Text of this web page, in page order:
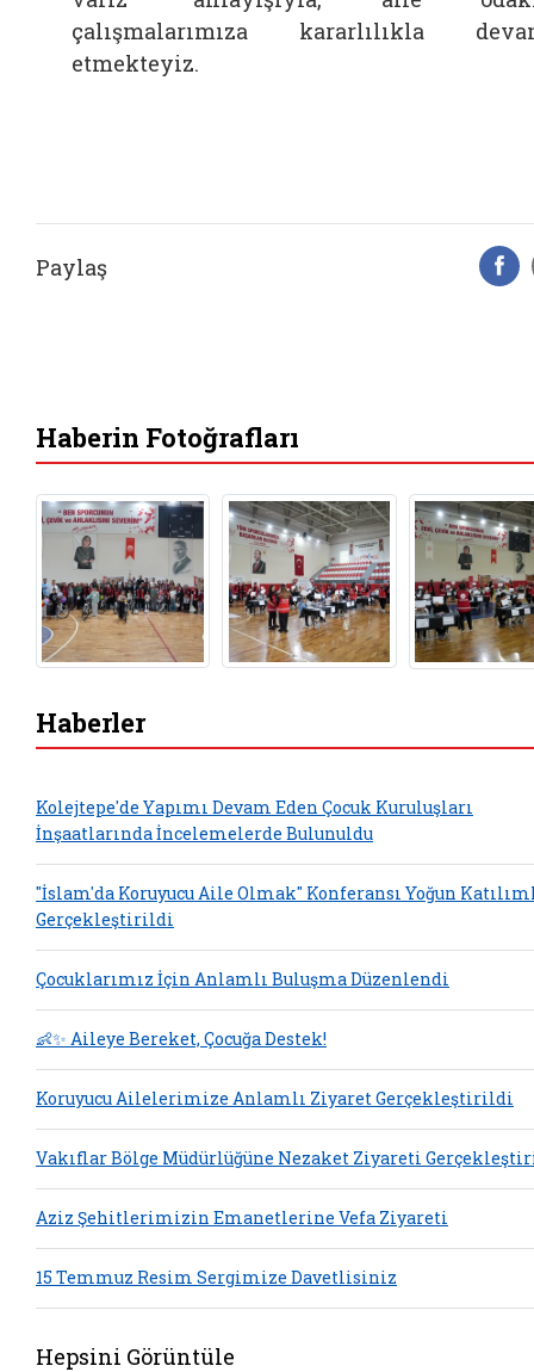
çalışmalarımıza kararlılıkla
etmekteyiz.
Paylaş
Haberin Fotoğrafları
Haberler
Kolejtepe'de Yapımı Devam Eden Çocuk Kuruluşları
İnşaatlarında İncelemelerde Bulunuldu
"İslam'da Koruyucu Aile Olmak" Konferansı Yoğun
Gerçekleştirildi
Çocuklarımız İçin Anlamlı Buluşma Düzenlendi
👶✨ Aileye Bereket, Çocuğa Destek!
Koruyucu Ailelerimize Anlamlı Ziyaret Gerçekleştirildi
Vakıflar Bölge Müdürlüğüne Nezaket Ziyareti
Aziz Şehitlerimizin Emanetlerine Vefa Ziyareti
15 Temmuz Resim Sergimize Davetlisiniz
Hepsini Görüntüle